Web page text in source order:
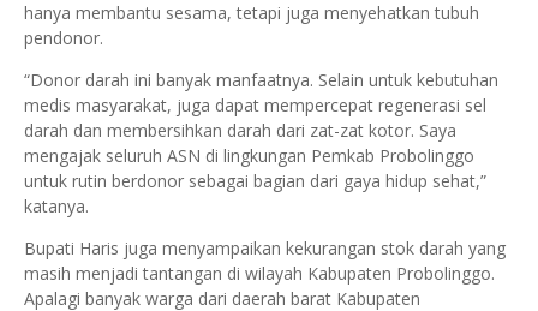
hanya membantu sesama, tetapi juga menyehatkan tubuh
pendonor.
“Donor darah ini banyak manfaatnya. Selain untuk kebutuhan
medis masyarakat, juga dapat mempercepat regenerasi sel
darah dan membersihkan darah dari zat-zat kotor. Saya
mengajak seluruh ASN di lingkungan Pemkab Probolinggo
untuk rutin berdonor sebagai bagian dari gaya hidup sehat,”
katanya.
Bupati Haris juga menyampaikan kekurangan stok darah yang
masih menjadi tantangan di wilayah Kabupaten Probolinggo.
Apalagi banyak warga dari daerah barat Kabupaten